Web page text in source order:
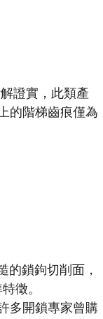
證實，此類產
的階梯齒痕僅為
的鎖鉤切削面，
徵。
多開鎖專家曾購